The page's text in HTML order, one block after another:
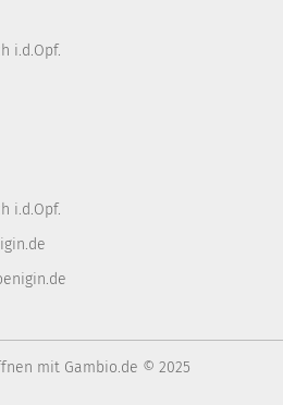
i.d.Opf.
i.d.Opf.
mit Gambio.de © 2025